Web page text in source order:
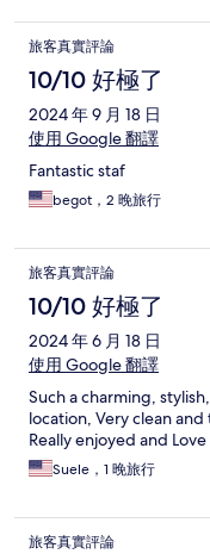
only seven rooms in
confirm any other room.
their best to make it up
impression on us.
旅客真實評論
10/10 好極了
2024 年 9 月 18 日
使用 Google 翻譯
Fantastic staf
begot，2 晚旅行
旅客真實評論
10/10 好極了
2024 年 6 月 18 日
使用 Google 翻譯
Such a charming,
location, Very clean
Really enjoyed and
Suele，1 晚旅行
旅客真實評論